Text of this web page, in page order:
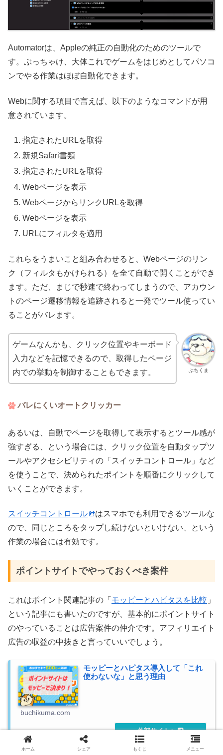
Automatorは、Appleの純正の自動化のためのツールで
す。ぶっちゃけ、大体これでゲームをはじめとしてパソコ
ンでやる作業はほぼ自動化できます。
Webに関する項目で言えば、以下のようなコマンドが用
意されています。
指定されたURLを取得
新規Safari書類
指定されたURLを取得
Webページを表示
WebページからリンクURLを取得
Webページを表示
URLにフィルタを適用
これらをうまいこと組み合わせると、Webページのリン
ク（フィルタもかけられる）を全て自動で開くことができ
ます。ただ、まじで秒速で終わってしまうので、アカウン
トのページ遷移情報を追跡されると一発でツール使ってい
ることがバレます。
ぶちくま
ゲームなんかも、クリック位置やキーボード
入力などを記憶できるので、取得したページ
内での挙動を制御することもできます。
バレにくいオートクリッカー
あるいは、自動でページを取得して表示するとツール感が
強すぎる、という場合には、クリック位置を自動タップツ
ールやアクセシビリティの「スイッチコントロール」など
を使うことで、決められたポイントを順番にクリックして
いくことができます。
スイッチコントロール
はスマホでも利用できるツールな
ので、同じところをタップし続けないといけない、という
作業の場合には有効です。
ポイントサイトでやっておくべき案件
これはポイント関連記事の「 モッピーとハピタスを比較 」
という記事にも書いたのですが、基本的にポイントサイト
のやっていることは広告案件の仲介です。アフィリエイト
広告の収益の中抜きと言っていいでしょう。
モッピーとハピタス導入して「これ
使わないな」と思う理由
buchikuma.com
ホーム シェア もくじ メニュー